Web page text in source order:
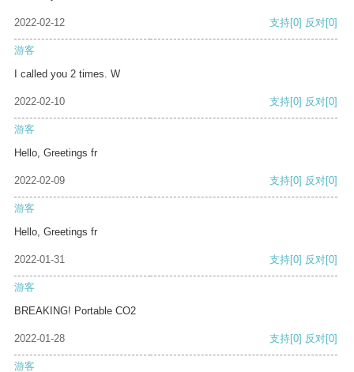
2022-02-12 支持[0] 反对[0]
游客
I called you 2 times. W
2022-02-10 支持[0] 反对[0]
游客
Hello, Greetings fr
2022-02-09 支持[0] 反对[0]
游客
Hello, Greetings fr
2022-01-31 支持[0] 反对[0]
游客
BREAKING! Portable CO2
2022-01-28 支持[0] 反对[0]
游客